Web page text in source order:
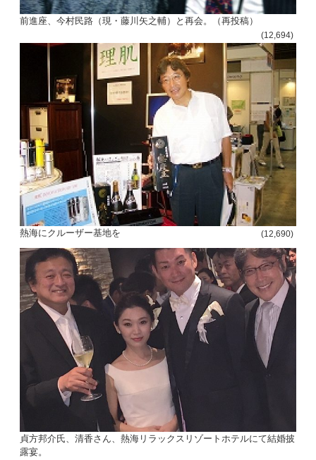
前進座、今村民路（現・藤川矢之輔）と再会。（再投稿）
(12,694)
熱海にクルーザー基地を (12,690)
貞方邦介氏、清香さん、熱海リラックスリゾートホテルにて結婚披
露宴。